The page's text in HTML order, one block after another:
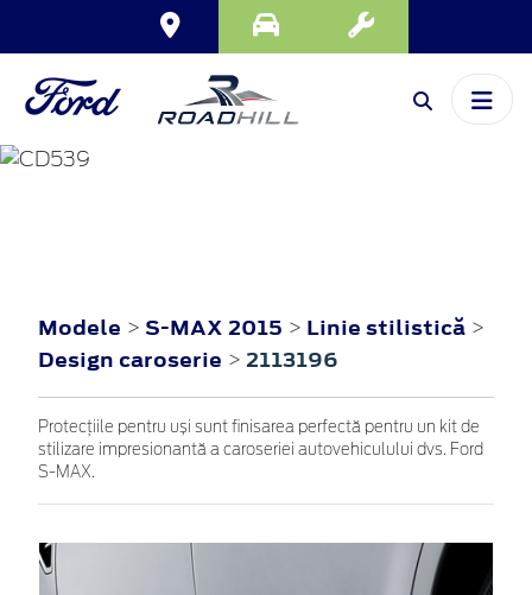
S-MAX
Modele > S-MAX 2015 > Linie stilistică >
Design caroserie > 2113196
Protecțiile pentru uși sunt finisarea perfectă pentru un kit de
stilizare impresionantă a caroseriei autovehiculului dvs. Ford
S-MAX.